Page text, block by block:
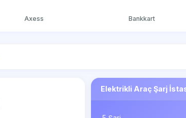
Axess Bankkart
Elektrikli Araç Şarj